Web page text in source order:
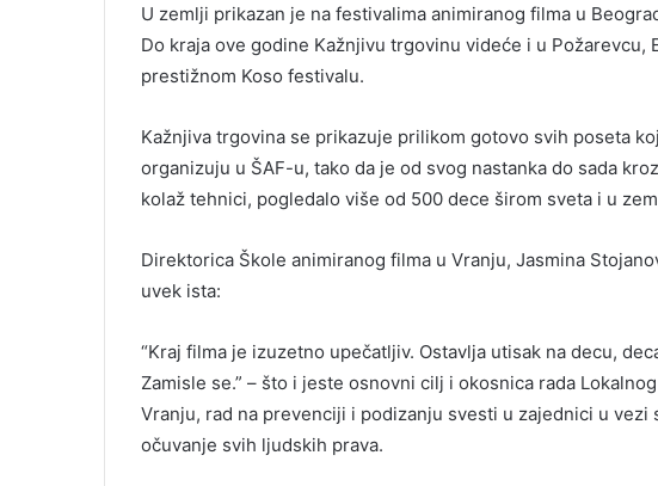
U zemlji prikazan je na festivalima animiranog filma u
Do kraja ove godine Kažnjivu trgovinu videće i u Požarevcu,
prestižnom Koso festivalu.
Kažnjiva trgovina se prikazuje prilikom gotovo svih poseta
organizuju u ŠAF-u, tako da je od svog nastanka do sada
kolaž tehnici, pogledalo više od 500 dece širom sveta i u
Direktorica Škole animiranog filma u Vranju, Jasmina
uvek ista:
“Kraj filma je izuzetno upečatljiv. Ostavlja utisak na decu,
Zamisle se.” – što i jeste osnovni cilj i okosnica rada
Vranju, rad na prevenciji i podizanju svesti u zajednici u vezi
očuvanje svih ljudskih prava.